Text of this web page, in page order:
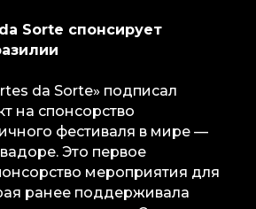
Sorte спонсирует
da Sorte» подписал
на спонсорство
фестиваля в мире —
Это первое
мероприятия для
ранее поддерживала
индустрии
Мы можем быть
— от новостей
разборов